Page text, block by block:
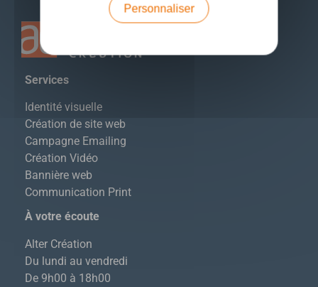
Services
Identité visuelle
Création de site web
Campagne Emailing
Création Vidéo
Bannière web
Communication Print
À votre écoute
Alter Création
Du lundi au vendredi
De 9h00 à 18h00
Personnaliser